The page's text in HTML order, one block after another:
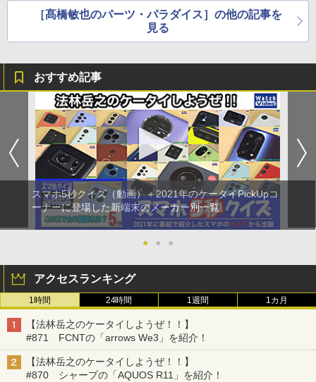
［髙橋敏也のパーツ・パラダイス］の他の記事を
見る
おすすめ記事
スマホ5秒クイズ（動画）＋2021年のケータイPickUpコ
ーナーに登場した新端末のメーカー別一覧
● ● ●
アクセスランキング
1時間 24時間 1週間 1カ月
【法林岳之のケータイしようぜ！！】
#871 FCNTの「arrows We3」を紹介！
【法林岳之のケータイしようぜ！！】
#870 シャープの「AQUOS R11」を紹介！